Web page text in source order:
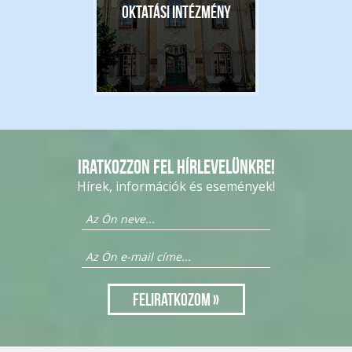
Oktatási intézmény
Iratkozzon fel hírlevelünkre!
Hírek, információk és események!